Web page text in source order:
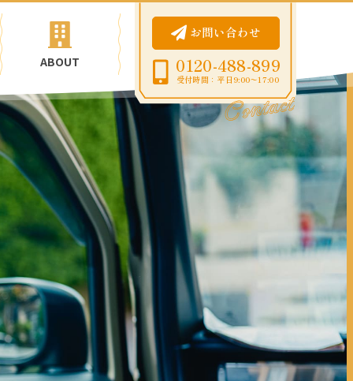
ABOUT
お問い合わせ
0120-488-899
受付時間：平日9:00〜17:00